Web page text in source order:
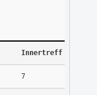
Innertreff
7